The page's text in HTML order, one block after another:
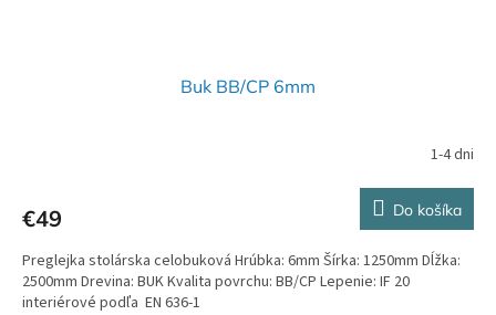
Buk BB/CP 6mm
1-4 dni
€49 Do košíka
Preglejka stolárska celobuková Hrúbka: 6mm Šírka: 1250mm Dĺžka:
2500mm Drevina: BUK Kvalita povrchu: BB/CP Lepenie: IF 20
interiérové podľa EN 636-1